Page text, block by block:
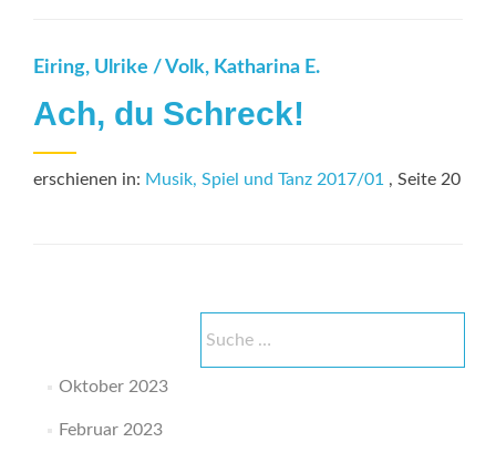
Eiring, Ulrike / Volk, Katharina E.
Ach, du Schreck!
erschienen in: Musik, Spiel und Tanz 2017/01 , Seite 20
nach:
Oktober 2023
Februar 2023